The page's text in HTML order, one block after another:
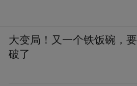
大变局！又一个铁饭碗，要
破了